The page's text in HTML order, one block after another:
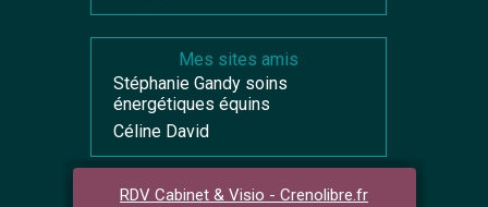
Mes sites amis
Stéphanie Gandy soins
énergétiques équins
Céline David
RDV Cabinet & Visio - Crenolibre.fr